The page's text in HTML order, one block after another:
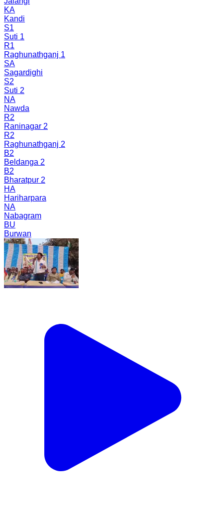
KA
Kandi
S1
Suti 1
R1
Raghunathganj 1
SA
Sagardighi
S2
Suti 2
NA
Nawda
R2
Raninagar 2
R2
Raghunathganj 2
B2
Beldanga 2
B2
Bharatpur 2
HA
Hariharpara
NA
Nabagram
BU
Burwan